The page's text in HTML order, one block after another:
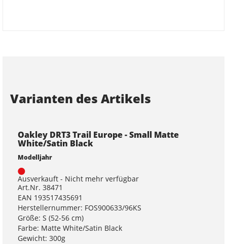
Varianten des Artikels
Oakley DRT3 Trail Europe - Small Matte
White/Satin Black
Modelljahr
Ausverkauft - Nicht mehr verfügbar
Art.Nr. 38471
EAN 193517435691
Herstellernummer: FOS900633/96KS
Größe: S (52-56 cm)
Farbe: Matte White/Satin Black
Gewicht: 300g